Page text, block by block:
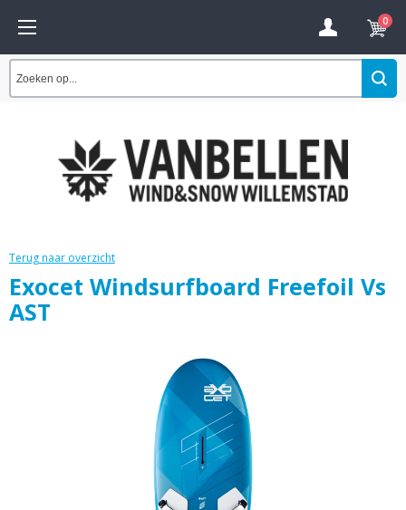
0
Terug naar overzicht
Exocet Windsurfboard Freefoil Vs
AST